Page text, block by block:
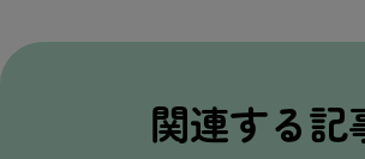
関連する記